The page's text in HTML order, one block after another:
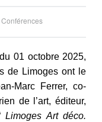
Conférences
01 octobre 2025,
de Limoges ont le
Marc Ferrer, co-
de l’art, éditeur,
Limoges Art déco.